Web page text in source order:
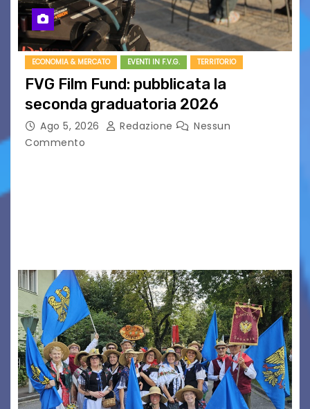
ECONOMIA & MERCATO EVENTI IN F.V.G. TERRITORIO
FVG Film Fund: pubblicata la
seconda graduatoria 2026
Ago 5, 2026 Redazione
Nessun
Commento